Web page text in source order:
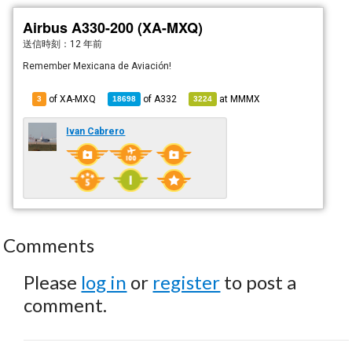
Airbus A330-200 (XA-MXQ)
送信時刻： 12 年前
Remember Mexicana de Aviación!
3 of XA-MXQ 18698 of A332 3224 atMMMX
Ivan Cabrero
Comments
Please log in or register to post a
comment.